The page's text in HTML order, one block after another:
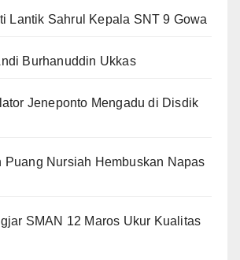
Lantik Sahrul Kepala SNT 9 Gowa
Burhanuddin Ukkas
Jeneponto Mengadu di Disdik
Puang Nursiah Hembuskan Napas
SMAN 12 Maros Ukur Kualitas